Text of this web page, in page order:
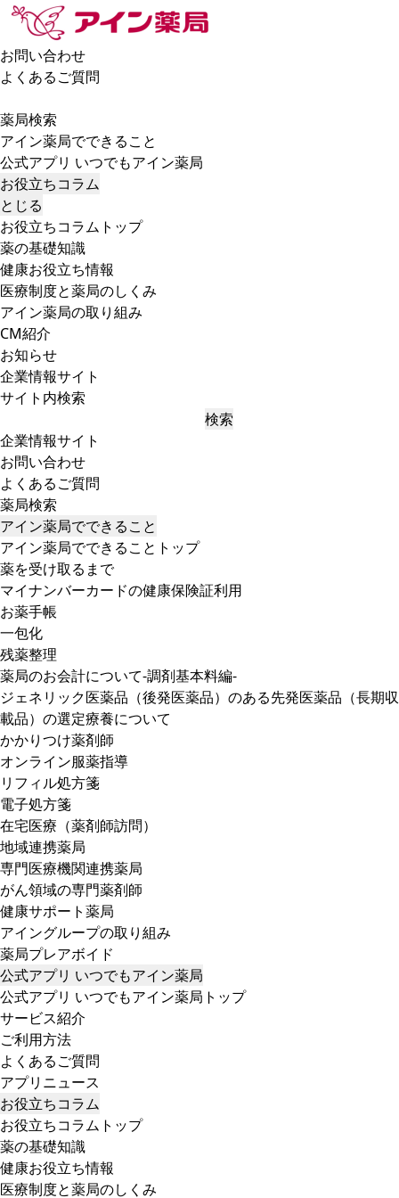
お問い合わせ
よくあるご質問
薬局検索
アイン薬局でできること
公式アプリ いつでもアイン薬局
お役立ちコラム
とじる
お役立ちコラムトップ
薬の基礎知識
健康お役立ち情報
医療制度と薬局のしくみ
アイン薬局の取り組み
CM紹介
お知らせ
企業情報サイト
サイト内検索
検索
企業情報サイト
お問い合わせ
よくあるご質問
薬局検索
アイン薬局でできること
アイン薬局でできることトップ
薬を受け取るまで
マイナンバーカードの健康保険証利用
お薬手帳
一包化
残薬整理
薬局のお会計について-調剤基本料編-
ジェネリック医薬品（後発医薬品）のある先発医薬品（長期収
載品）の選定療養について
かかりつけ薬剤師
オンライン服薬指導
リフィル処方箋
電子処方箋
在宅医療（薬剤師訪問）
地域連携薬局
専門医療機関連携薬局
がん領域の専門薬剤師
健康サポート薬局
アイングループの取り組み
薬局プレアボイド
公式アプリ いつでもアイン薬局
公式アプリ いつでもアイン薬局トップ
サービス紹介
ご利用方法
よくあるご質問
アプリニュース
お役立ちコラム
お役立ちコラムトップ
薬の基礎知識
健康お役立ち情報
医療制度と薬局のしくみ